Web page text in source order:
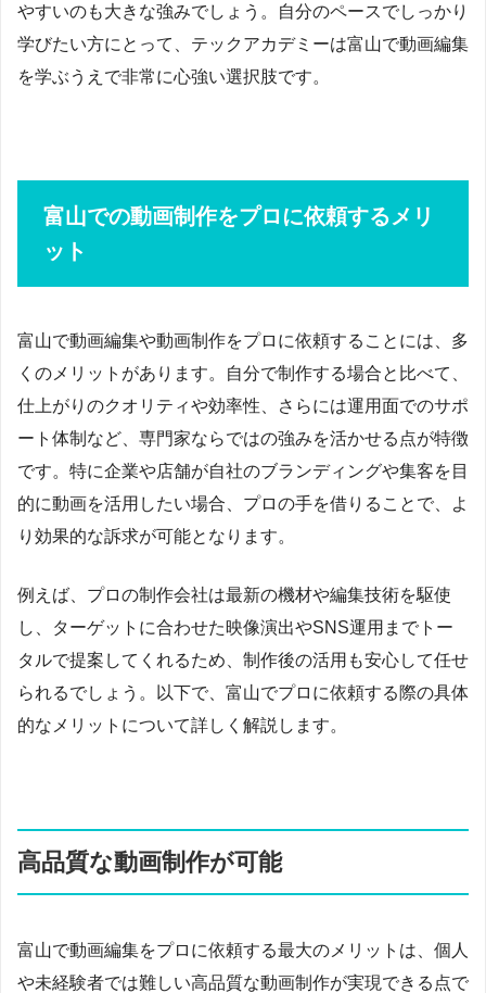
やすいのも大きな強みでしょう。自分のペースでしっかり
学びたい方にとって、テックアカデミーは富山で動画編集
を学ぶうえで非常に心強い選択肢です。
富山での動画制作をプロに依頼するメリ
ット
富山で動画編集や動画制作をプロに依頼することには、多
くのメリットがあります。自分で制作する場合と比べて、
仕上がりのクオリティや効率性、さらには運用面でのサポ
ート体制など、専門家ならではの強みを活かせる点が特徴
です。特に企業や店舗が自社のブランディングや集客を目
的に動画を活用したい場合、プロの手を借りることで、よ
り効果的な訴求が可能となります。
例えば、プロの制作会社は最新の機材や編集技術を駆使
し、ターゲットに合わせた映像演出やSNS運用までトー
タルで提案してくれるため、制作後の活用も安心して任せ
られるでしょう。以下で、富山でプロに依頼する際の具体
的なメリットについて詳しく解説します。
高品質な動画制作が可能
富山で動画編集をプロに依頼する最大のメリットは、個人
や未経験者では難しい高品質な動画制作が実現できる点で